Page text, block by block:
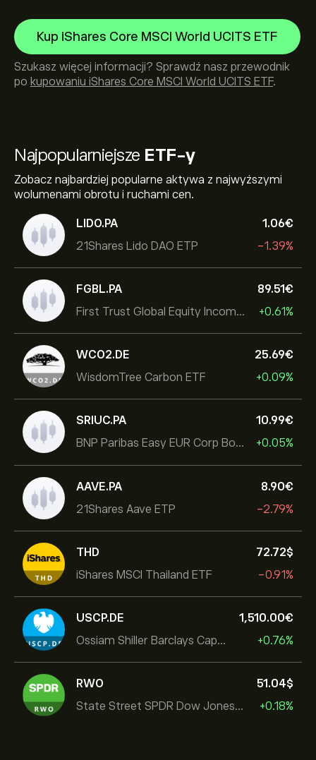
Najpopularniejsze ETF-y
Zobacz najbardziej popularne aktywa z najwyższymi
wolumenami obrotu i ruchami cen.
LIDO.PA
21Shares Lido DAO ETP
1.06‎€‎
-1.39%
FGBL.PA
First Trust Global Equity Income UCITS ETF
89.51‎€‎
+0.61%
WCO2.DE
WisdomTree Carbon ETF
25.69‎€‎
+0.09%
SRIUC.PA
BNP Paribas Easy EUR Corp Bond SRI Fossil Free Ult
10.99‎€‎
+0.05%
AAVE.PA
21Shares Aave ETP
8.90‎€‎
-2.79%
THD
iShares MSCI Thailand ETF
72.72‎$‎
-0.91%
USCP.DE
Ossiam Shiller Barclays Cape US Sector Value TR
1,510.00‎€‎
+0.76%
RWO
State Street SPDR Dow Jones Global
51.04‎$‎
+0.18%
Kup iShares Core MSCI World UCITS ETF
Szukasz więcej informacji? Sprawdź nasz przewodnik
po kupowaniu iShares Core MSCI World UCITS ETF.